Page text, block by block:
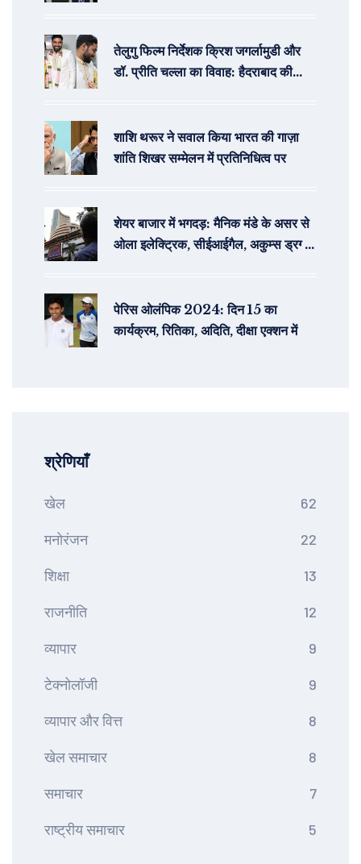
तेलुगु फिल्म निर्देशक क्रिश जगर्लामुडी और
डॉ. प्रीति चल्ला का विवाह: हैदराबाद की
शाशि थरूर ने सवाल किया भारत की गाज़ा
शांति शिखर सम्मेलन में प्रतिनिधित्व पर
शेयर बाजार में भगदड़: मैनिक मंडे के असर से
ओला इलेक्ट्रिक, सीईआईगैल, अकुम्स ड्रग्स
पेरिस ओलंपिक 2024: दिन 15 का
कार्यक्रम, रितिका, अदिति, दीक्षा एक्शन में
श्रेणियाँ
खेल 62
मनोरंजन 22
शिक्षा 13
राजनीति 12
व्यापार 9
टेक्नोलॉजी 9
व्यापार और वित्त 8
खेल समाचार 8
समाचार 7
राष्ट्रीय समाचार 5